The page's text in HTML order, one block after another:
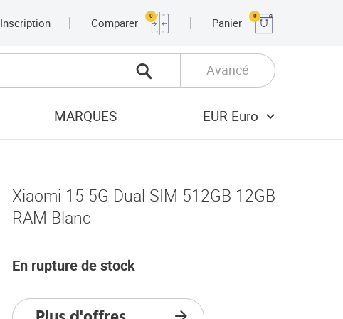
Inscription Comparer
0
Panier
0
Avancé
MARQUES EUR Euro
Xiaomi 15 5G Dual SIM 512GB 12GB
RAM Blanc
En rupture de stock